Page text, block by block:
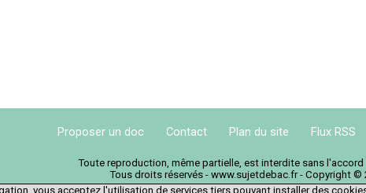
Proposer un doc Contact Plan du site Flux RSS
Toute reproduction, même partielle, est interdite sans
Tous droits réservés - www.sujetdebac.fr - Copyright ©
vous acceptez l'utilisation de services tiers pouvant installer des